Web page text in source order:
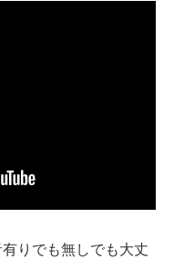
りでも無しでも大丈